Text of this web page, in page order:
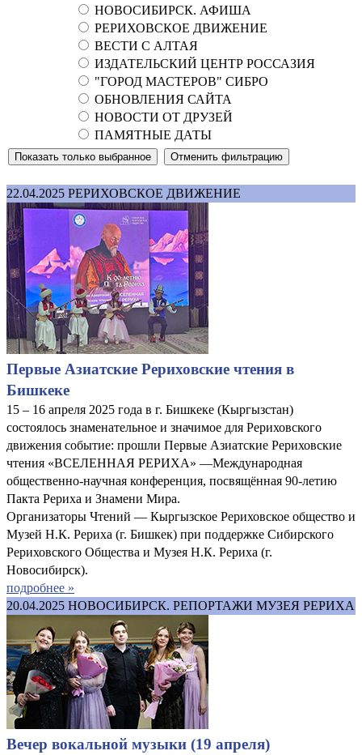
НОВОСИБИРСК. АФИША
РЕРИХОВСКОЕ ДВИЖЕНИЕ
ВЕСТИ С АЛТАЯ
ИЗДАТЕЛЬСКИЙ ЦЕНТР РОССАЗИЯ
"ГОРОД МАСТЕРОВ" СИБРО
ОБНОВЛЕНИЯ САЙТА
НОВОСТИ ОТ ДРУЗЕЙ
ПАМЯТНЫЕ ДАТЫ
22.04.2025 РЕРИХОВСКОЕ ДВИЖЕНИЕ
Первые Азиатские Рериховские чтения в
Бишкеке
15 – 16 апреля 2025 года в г. Бишкеке (Кыргызстан)
состоялось знаменательное и значимое для Рериховского
движения событие: прошли Первые Азиатские Рериховские
чтения «ВСЕЛЕННАЯ РЕРИХА» —Международная
общественно-научная конференция, посвящённая 90-летию
Пакта Рериха и Знамени Мира.
Организаторы Чтений — Кыргызское Рериховское общество и
Музей Н.К. Рериха (г. Бишкек) при поддержке Сибирского
Рериховского Общества и Музея Н.К. Рериха (г.
Новосибирск).
подробнее »
20.04.2025 НОВОСИБИРСК. РЕПОРТАЖИ МУЗЕЯ РЕРИХА
Вечер вокальной музыки (19 апреля)